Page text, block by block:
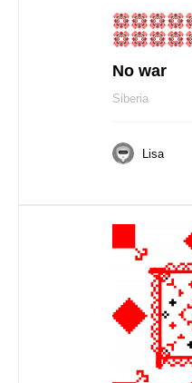
No war
Siberia
Lisa